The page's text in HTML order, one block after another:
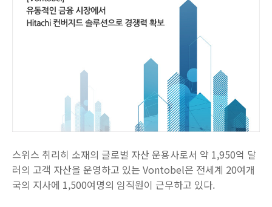
스위스 취리히 소재의 글로벌 자산 운용사로서 약 1,950억 달
러의 고객 자산을 운영하고 있는 Vontobel은 전세계 20여개
국의 지사에 1,500여명의 임직원이 근무하고 있다.